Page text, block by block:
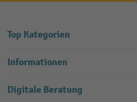
Top Kategorien
Informationen
Digitale Beratung